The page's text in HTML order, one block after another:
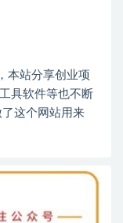
本站分享创业项
具软件等也不断
这个网站用来